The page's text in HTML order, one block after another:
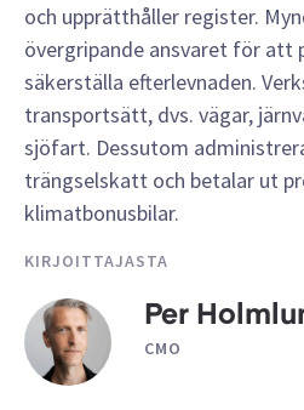
och upprätthåller register.
övergripande ansvaret för att
säkerställa efterlevnaden.
transportsätt, dvs. vägar,
sjöfart. Dessutom
trängselskatt och betalar ut
klimatbonusbilar.
KIRJOITTAJASTA
Per
CMO